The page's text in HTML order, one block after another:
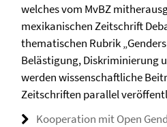
welches vom MvBZ
mexikanischen Zeitschrift
thematischen Rubrik
Belästigung, Diskriminierung
werden wissenschaftliche
Zeitschriften parallel
Kooperation mit Open